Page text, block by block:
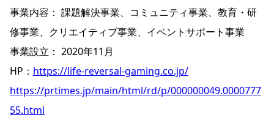
事業内容： 課題解決事業、コミュニティ事業、教育・研
修事業、クリエイティブ事業、イベントサポート事業
事業設立： 2020年11月
HP： https://life-reversal-gaming.co.jp/
https://prtimes.jp/main/html/rd/p/000000049.0000777
55.html